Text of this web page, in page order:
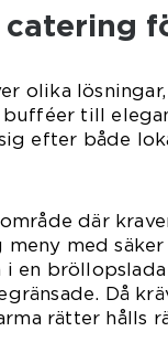
olika
till
efter både
där
meny med
i en
Då
rätter hålls